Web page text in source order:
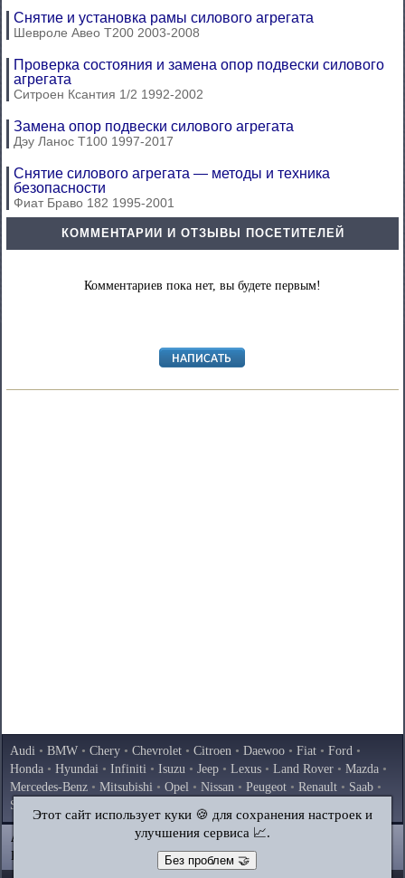
Снятие и установка рамы силового агрегата
Шевроле Авео Т200 2003-2008
Проверка состояния и замена опор подвески силового
агрегата
Ситроен Ксантия 1/2 1992-2002
Замена опор подвески силового агрегата
Дэу Ланос Т100 1997-2017
Снятие силового агрегата — методы и техника
безопасности
Фиат Браво 182 1995-2001
КОММЕНТАРИИ И ОТЗЫВЫ ПОСЕТИТЕЛЕЙ
Комментариев пока нет, вы будете первым!
Audi • BMW • Chery • Chevrolet • Citroen • Daewoo • Fiat • Ford •
Honda • Hyundai • Infiniti • Isuzu • Jeep • Lexus • Land Rover • Mazda •
Mercedes-Benz • Mitsubishi • Opel • Nissan • Peugeot • Renault • Saab •
Skoda
Volkswagen
AutoInstruction.ru © 2020–2026|Полная версия
Карта сайта
Контакты|Поиск по сайту
Этот сайт использует куки 🍪 для сохранения настроек и
улучшения сервиса 📈.
Без проблем 🤝